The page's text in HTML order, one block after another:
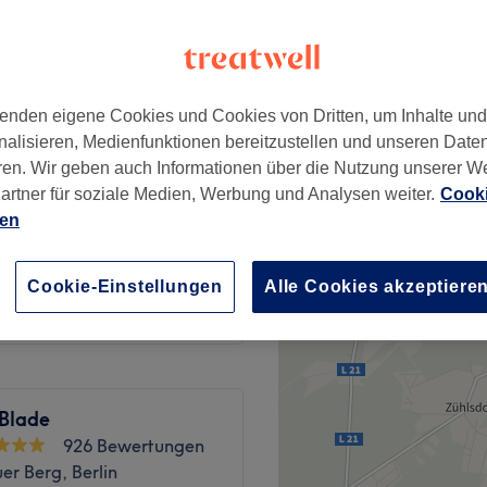
ab 20 €
ab 18 €
926 Bewertungen
Berg, Berlin
eigene Cookies und Cookies von Dritten, um Inhalte
Medienfunktionen bereitzustellen und unseren
Wir geben auch Informationen über die Nutzung unserer
für soziale Medien, Werbung und Analysen weiter.
Cookie-Einstellungen Alle Cookies akzeptieren